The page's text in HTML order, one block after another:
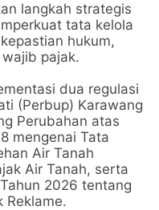
langkah strategis
tata kelola
hukum,
pajak.
dua regulasi
(Perbup) Karawang
Perubahan atas
mengenai Tata
Air Tanah
Air Tanah, serta
2026 tentang
Reklame.